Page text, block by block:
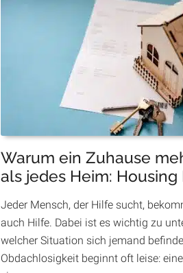
in
Villach:
„DAS
FEST“
und
–
starke
Warum ein Zuhause
als jedes Heim: Housing
Jeder Mensch, der Hilfe sucht,
auch Hilfe. Dabei ist es wichtig zu
welcher Situation sich jemand
Obdachlosigkeit beginnt oft leise: